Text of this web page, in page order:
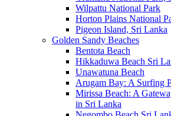
Wilpattu National Park
Horton Plains National
Pigeon Island, Sri Lanka
Golden Sandy Beaches
Bentota Beach
Hikkaduwa Beach Sri
Unawatuna Beach
Arugam Bay: A Surfing
Mirissa Beach: A
in Sri Lanka